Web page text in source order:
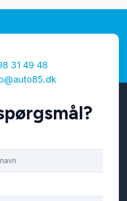
31 49 48